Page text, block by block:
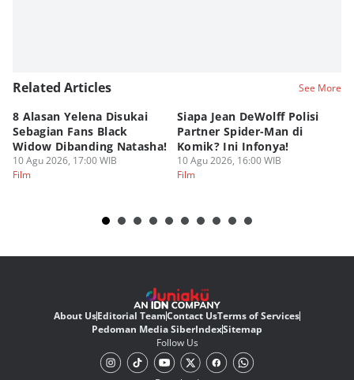
Related Articles See More
8 Alasan Yelena Disukai
Sebagian Fans Black
Widow Dibanding Natasha!
10 Agu 2026, 17:00 WIB
Film
Siapa Jean DeWolff Polisi
Partner Spider-Man di
Komik? Ini Infonya!
10 Agu 2026, 16:00 WIB
Film
About UsEditorial TeamContact UsTerms of Services
Pedoman Media SiberIndexSitemap
Follow Us